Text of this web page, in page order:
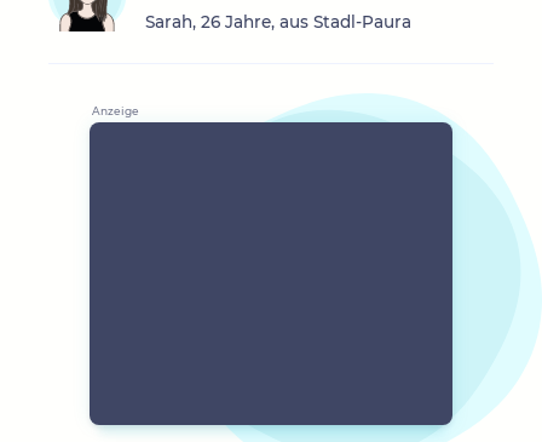
Sarah, 26 Jahre, aus Stadl-Paura